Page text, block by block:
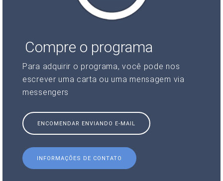
Compre o programa
Para adquirir o programa, você pode nos
escrever uma carta ou uma mensagem via
messengers
ENCOMENDAR ENVIANDO E-MAIL
INFORMAÇÕES DE CONTATO